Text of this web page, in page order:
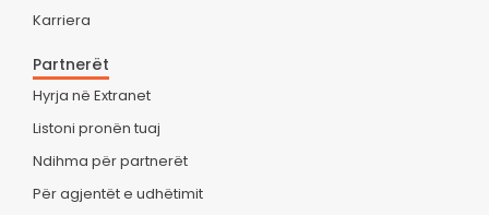
Karriera
Partnerët
Hyrja në Extranet
Listoni pronën tuaj
Ndihma për partnerët
Për agjentët e udhëtimit